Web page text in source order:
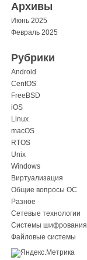
Архивы
Июнь 2025
Февраль 2025
Рубрики
Android
CentOS
FreeBSD
iOS
Linux
macOS
RTOS
Unix
Windows
Виртуализация
Общие вопросы ОС
Разное
Сетевые технологии
Системы шифрования
Файловые системы